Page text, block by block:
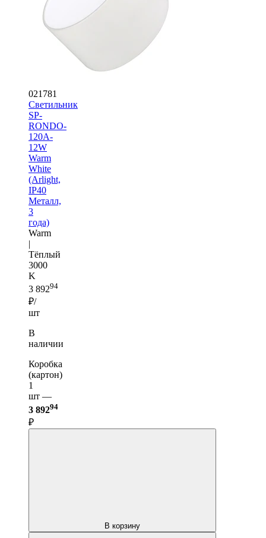
021781
Светильник
SP-
RONDO-
120A-
12W
Warm
White
(Arlight,
IP40
Металл,
3
года)
Warm
|
Тёплый
3000
K
3 89294
₽/
шт
В
наличии
Коробка
(картон)
1
шт —
3 89294
₽
В корзину